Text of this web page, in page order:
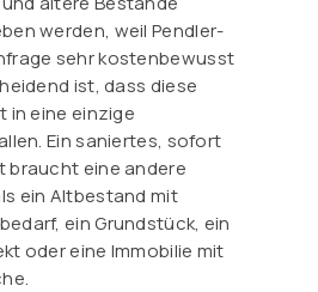
werden, weil Pendler-
sehr kostenbewusst
ist, dass diese
in eine einzige
Ein saniertes, sofort
braucht eine andere
ein Altbestand mit
ein Grundstück, ein
oder eine Immobilie mit